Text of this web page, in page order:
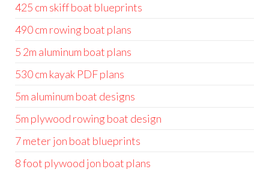
425 cm skiff boat blueprints
490 cm rowing boat plans
5 2m aluminum boat plans
530 cm kayak PDF plans
5m aluminum boat designs
5m plywood rowing boat design
7 meter jon boat blueprints
8 foot plywood jon boat plans